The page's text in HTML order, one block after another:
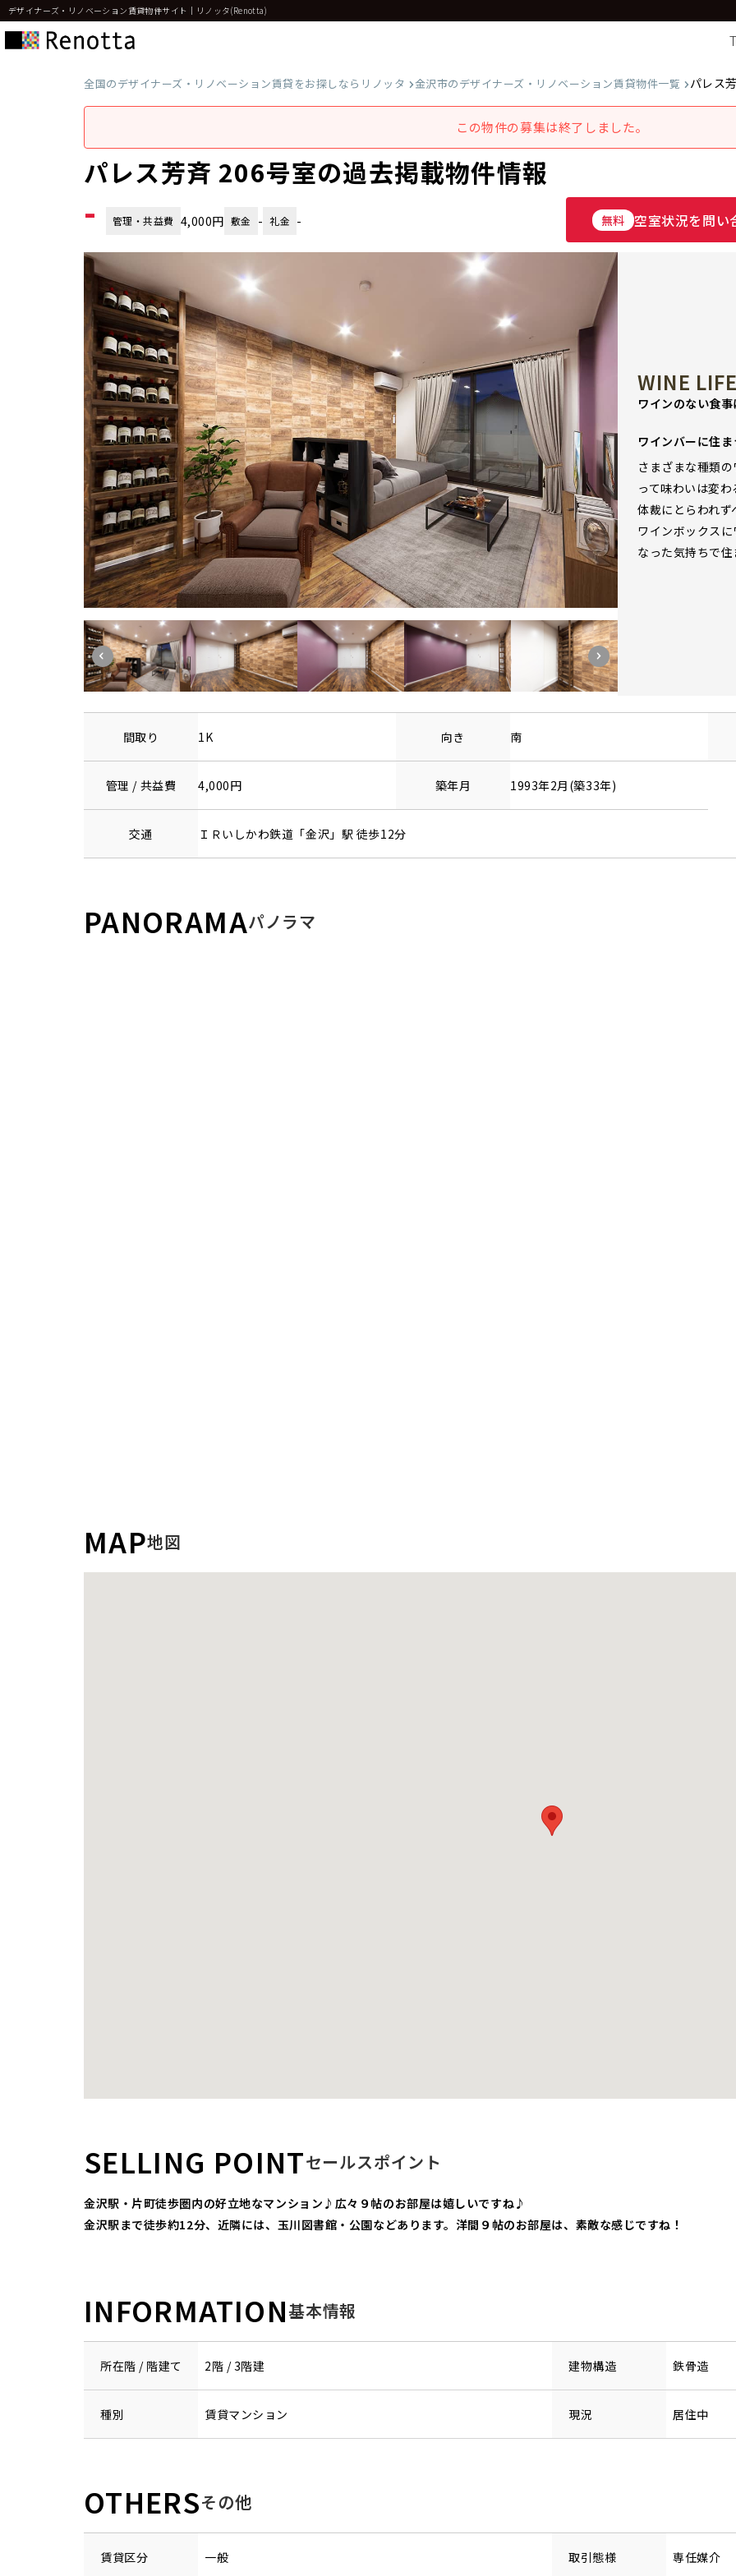
デザイナーズ・リノベーション賃貸物件サイト｜リノッタ(Renotta)
全国のデザイナーズ・リノベーション賃貸をお探しならリノッタ 金沢市のデザイナーズ・リノベーション賃貸物件一覧 パレス
この物件の募集は終了しました。
パレス芳斉 206号室の過去掲載物件情報
- 管理・共益費 4,000円 敷金 - 礼金 - 無料 空室状況を問い
WINE LIFE
ワインのない食
ワインバーに住ま
さまざまな種類
って味わいは変
体裁にとらわれず
ワインボックス
なった気持ちで住
間取り 1K 向き 南
管理 / 共益費 4,000円 築年月 1993年2月(築33年)
交通 ＩＲいしかわ鉄道 「金沢 」駅 徒歩12分
PANORAMAパノラマ
MAP地図
SELLING POINTセールスポイント
金沢駅・片町徒歩圏内の好立地なマンション♪広々９帖のお部屋は嬉しいですね♪
金沢駅まで徒歩約12分、近隣には、玉川図書館・公園などあります。洋間９帖のお部屋は、素敵な感じですね！
INFORMATION基本情報
所在階 / 階建て 2階 / 3階建 建物構造 鉄骨造
種別 賃貸マンション 現況 居住中
OTHERSその他
賃貸区分 一般 取引態様 専任媒介